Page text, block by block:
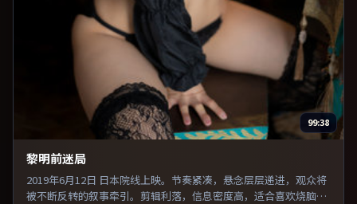
99:38
黎明前迷局
2019年6月12日 日本院线上映。节奏紧凑，悬念层层递进，观众将
被不断反转的叙事牵引。剪辑利落，信息密度高，适合喜欢烧脑与